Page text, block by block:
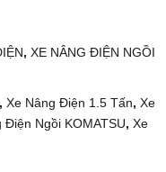
8FB
13
15-
, XE NÂNG ĐIỆN NGỒI
, Xe Nâng Điện 1.5 Tấn, Xe
Điện Ngồi KOMATSU, Xe